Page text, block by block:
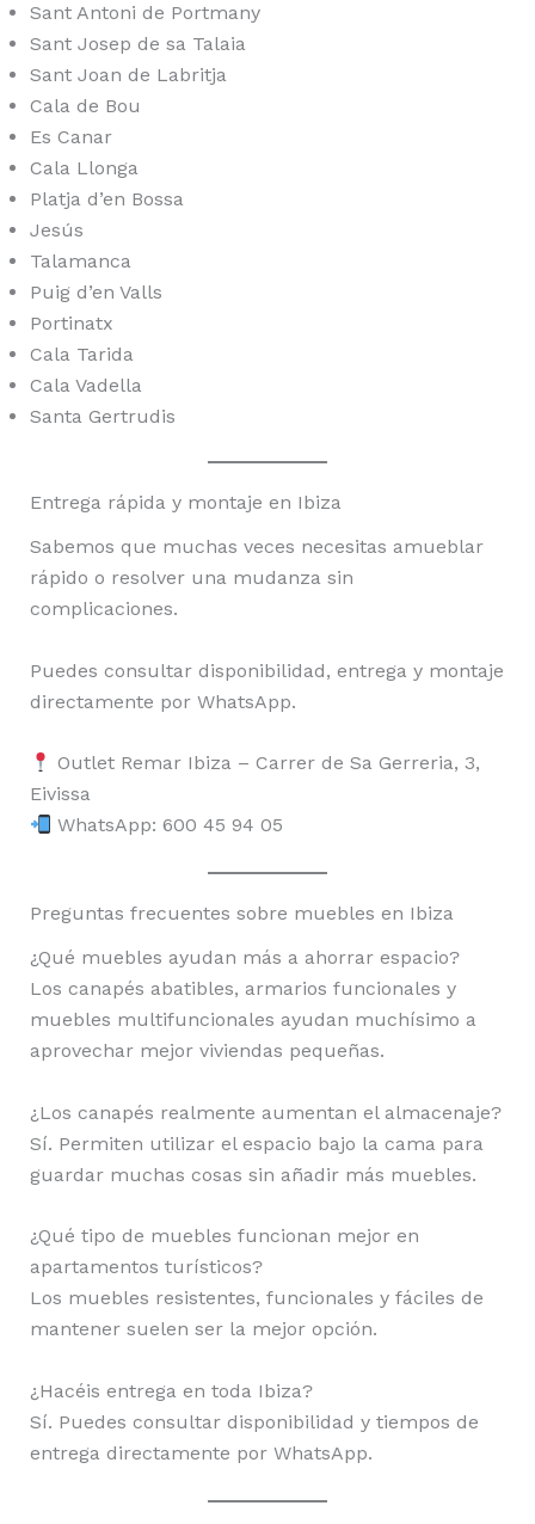
Sant Antoni de Portmany
Sant Josep de sa Talaia
Sant Joan de Labritja
Cala de Bou
Es Canar
Cala Llonga
Platja d’en Bossa
Jesús
Talamanca
Puig d’en Valls
Portinatx
Cala Tarida
Cala Vadella
Santa Gertrudis
Entrega rápida y montaje en Ibiza
Sabemos que muchas veces necesitas amueblar
rápido o resolver una mudanza sin
complicaciones.
Puedes consultar disponibilidad, entrega y montaje
directamente por WhatsApp.
Outlet Remar Ibiza – Carrer de Sa Gerreria, 3,
Eivissa
WhatsApp: 600 45 94 05
Preguntas frecuentes sobre muebles en Ibiza
¿Qué muebles ayudan más a ahorrar espacio?
Los canapés abatibles, armarios funcionales y
muebles multifuncionales ayudan muchísimo a
aprovechar mejor viviendas pequeñas.
¿Los canapés realmente aumentan el almacenaje?
Sí. Permiten utilizar el espacio bajo la cama para
guardar muchas cosas sin añadir más muebles.
¿Qué tipo de muebles funcionan mejor en
apartamentos turísticos?
Los muebles resistentes, funcionales y fáciles de
mantener suelen ser la mejor opción.
¿Hacéis entrega en toda Ibiza?
Sí. Puedes consultar disponibilidad y tiempos de
entrega directamente por WhatsApp.